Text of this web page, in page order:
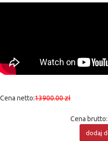
Cena netto:13900.00 zł
Cena brutto:
dodaj